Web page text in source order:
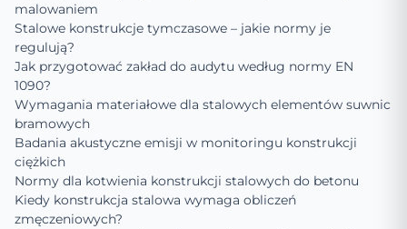
malowaniem
Stalowe konstrukcje tymczasowe – jakie normy je
regulują?
Jak przygotować zakład do audytu według normy EN
1090?
Wymagania materiałowe dla stalowych elementów suwnic
bramowych
Badania akustyczne emisji w monitoringu konstrukcji
ciężkich
Normy dla kotwienia konstrukcji stalowych do betonu
Kiedy konstrukcja stalowa wymaga obliczeń
zmęczeniowych?